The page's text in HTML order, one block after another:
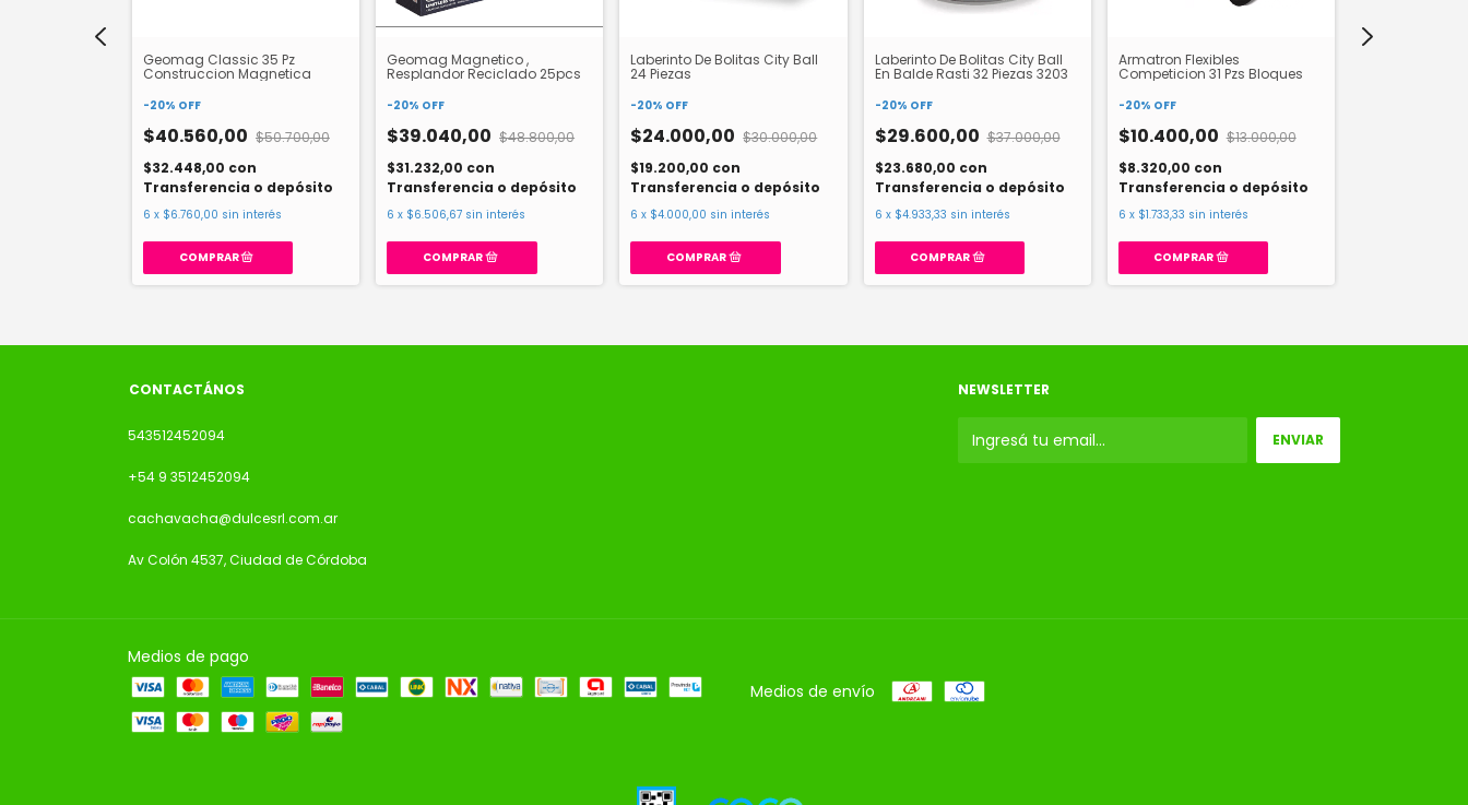
Geomag Classic 35 Pz
Construccion Magnetica
-20% OFF
$40.560,00 $50.700,00
$32.448,00 con
Transferencia o depósito
6 x $6.760,00 sin interés
Geomag Magnetico ,
Resplandor Reciclado 25pcs
-20% OFF
$39.040,00 $48.800,00
$31.232,00 con
Transferencia o depósito
6 x $6.506,67 sin interés
Laberinto De Bolitas City Ball
24 Piezas
-20% OFF
$24.000,00 $30.000,00
$19.200,00 con
Transferencia o depósito
6 x $4.000,00 sin interés
Laberinto De Bolitas City Ball
En Balde Rasti 32 Piezas 3203
-20% OFF
$29.600,00 $37.000,00
$23.680,00 con
Transferencia o depósito
6 x $4.933,33 sin interés
Armatron Flexibles
Competicion 31 Pzs Bloques
-20% OFF
$10.400,00 $13.000,00
$8.320,00 con
Transferencia o depósito
6 x $1.733,33 sin interés
CONTACTÁNOS
543512452094
+54 9 3512452094
cachavacha@dulcesrl.com.ar
Av Colón 4537, Ciudad de Córdoba
NEWSLETTER
Medios de pago
Medios de envío